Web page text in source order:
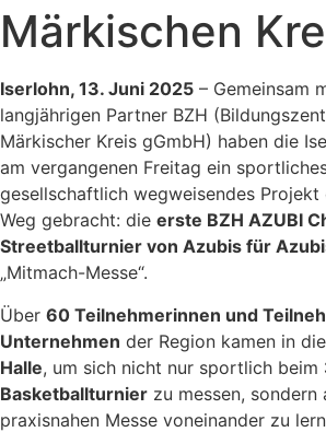
Märkischen
Iserlohn, 13. Juni 2025 – Gemeinsam
langjährigen Partner BZH
Märkischer Kreis gGmbH) haben die
am vergangenen Freitag ein
gesellschaftlich wegweisendes
Weg gebracht: die erste BZH AZUBI
Streetballturnier von Azubis für
„Mitmach-Messe“.
Über 60 Teilnehmerinnen und
Unternehmen der Region kamen in die
Halle, um sich nicht nur sportlich beim
Basketballturnier zu messen, sondern
praxisnahen Messe voneinander zu